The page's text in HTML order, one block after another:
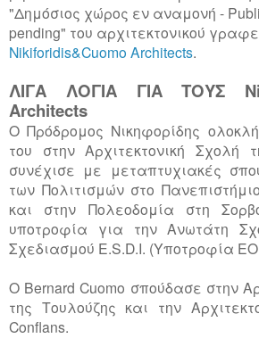
"Δημόσιος χώρος εν αναμονή -
pending" του αρχιτεκτονικού
Nikiforidis&Cuomo Architects.
ΛΙΓΑ ΛΟΓΙΑ ΓΙΑ ΤΟΥΣ
Architects
Ο Πρόδρομος Νικηφορίδης
του στην Αρχιτεκτονική Σχολή
συνέχισε με μεταπτυχιακές
των Πολιτισμών στο
και στην Πολεοδομία στη
υποτροφία για την Ανωτάτη
Σχεδιασμού E.S.D.I. (Υποτροφία
Ο Bernard Cuomo σπούδασε στην
της Τουλούζης και την
Conflans.